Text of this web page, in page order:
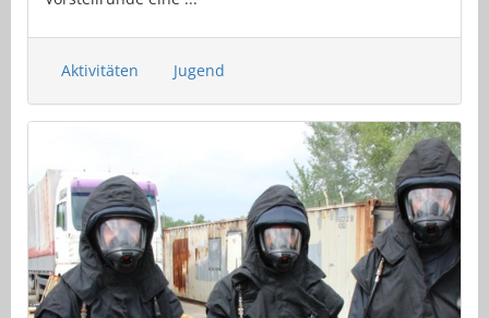
Aktivitäten Jugend